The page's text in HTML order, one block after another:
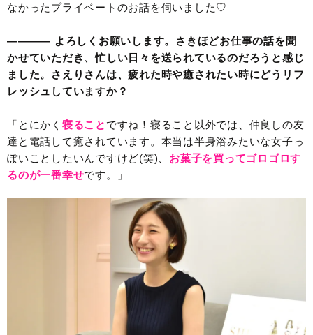
なかったプライベートのお話を伺いました♡
———— よろしくお願いします。さきほどお仕事の話を聞
かせていただき、忙しい日々を送られているのだろうと感じ
ました。さえりさんは、疲れた時や癒されたい時にどうリフ
レッシュしていますか？
「とにかく 寝ること ですね！寝ること以外では、仲良しの友
達と電話して癒されています。本当は半身浴みたいな女子っ
ぽいことしたいんですけど(笑)、 お菓子を買ってゴロゴロす
るのが一番幸せです。」